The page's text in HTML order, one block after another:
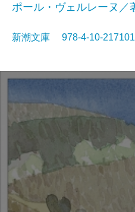
ポール・ヴェルレーヌ／
新潮文庫 978-4-10-